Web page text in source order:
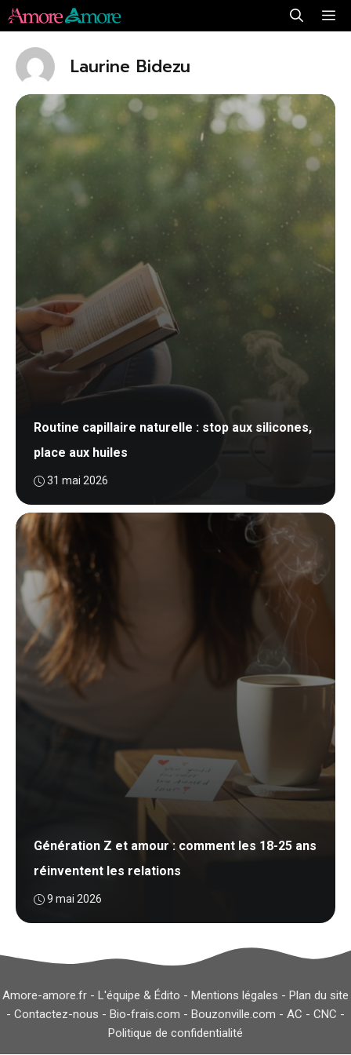
Aller
au
contenu
Laurine Bidezu
Routine capillaire naturelle : stop aux silicones,
place aux huiles
31 mai 2026
Génération Z et amour : comment les 18-25 ans
réinventent les relations
9 mai 2026
Amore-amore.fr - L'équipe & Édito - Mentions légales - Plan du site
- Contactez-nous - Bio-frais.com - Bouzonville.com - AC - CNC -
Politique de confidentialité